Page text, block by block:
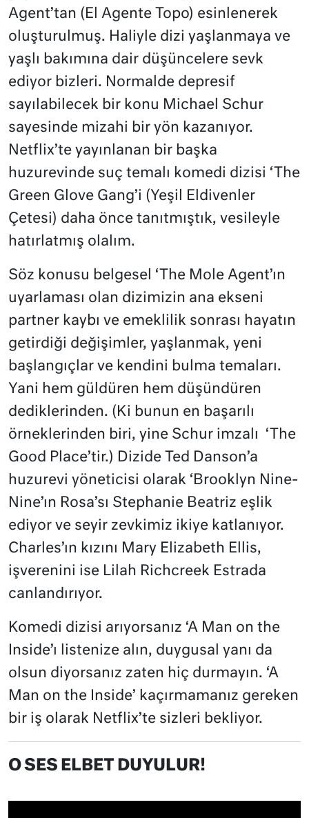
Agent’tan (El Agente Topo) esinlenerek
oluşturulmuş. Haliyle dizi yaşlanmaya ve
yaşlı bakımına dair düşüncelere sevk
ediyor bizleri. Normalde depresif
sayılabilecek bir konu Michael Schur
sayesinde mizahi bir yön kazanıyor.
Netflix’te yayınlanan bir başka
huzurevinde suç temalı komedi dizisi ‘The
Green Glove Gang’i (Yeşil Eldivenler
Çetesi) daha önce tanıtmıştık, vesileyle
hatırlatmış olalım.
Söz konusu belgesel ‘The Mole Agent’ın
uyarlaması olan dizimizin ana ekseni
partner kaybı ve emeklilik sonrası hayatın
getirdiği değişimler, yaşlanmak, yeni
başlangıçlar ve kendini bulma temaları.
Yani hem güldüren hem düşündüren
dediklerinden. (Ki bunun en başarılı
örneklerinden biri, yine Schur imzalı
‘The
Good Place’tir.) Dizide Ted Danson’a
huzurevi yöneticisi olarak ‘Brooklyn Nine-
Nine’ın Rosa’sı Stephanie Beatriz eşlik
ediyor ve seyir zevkimiz ikiye katlanıyor.
Charles’ın kızını Mary Elizabeth Ellis,
işverenini ise Lilah Richcreek Estrada
canlandırıyor.
Komedi dizisi arıyorsanız ‘A Man on the
Inside’ı listenize alın, duygusal yanı da
olsun diyorsanız zaten hiç durmayın. ‘A
Man on the Inside’ kaçırmamanız gereken
bir iş olarak Netflix’te sizleri bekliyor.
O SES ELBET DUYULUR!